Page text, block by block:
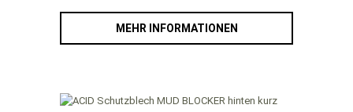
MEHR INFORMATIONEN